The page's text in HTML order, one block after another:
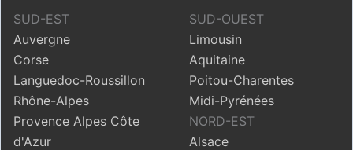
SUD-EST
Auvergne
Corse
Languedoc-Roussillon
Rhône-Alpes
Provence Alpes Côte
d'Azur
SUD-OUEST
Limousin
Aquitaine
Poitou-Charentes
Midi-Pyrénées
NORD-EST
Alsace